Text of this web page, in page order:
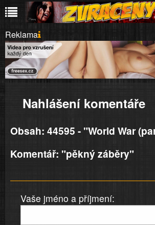
Reklama
Nahlášení komentáře
Obsah: 44595 - "World War
Komentář: "pěkný záběry"
Vaše jméno a příjmení: